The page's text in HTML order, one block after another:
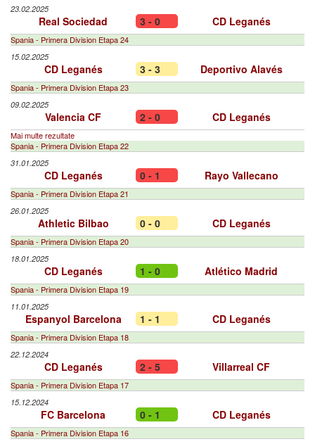
23.02.2025
Real Sociedad 3 - 0 CD Leganés
Spania - Primera Division Etapa 24
15.02.2025
CD Leganés 3 - 3 Deportivo Alavés
Spania - Primera Division Etapa 23
09.02.2025
Valencia CF 2 - 0 CD Leganés
Mai multe rezultate
Spania - Primera Division Etapa 22
31.01.2025
CD Leganés 0 - 1 Rayo Vallecano
Spania - Primera Division Etapa 21
26.01.2025
Athletic Bilbao 0 - 0 CD Leganés
Spania - Primera Division Etapa 20
18.01.2025
CD Leganés 1 - 0 Atlético Madrid
Spania - Primera Division Etapa 19
11.01.2025
Espanyol Barcelona 1 - 1 CD Leganés
Spania - Primera Division Etapa 18
22.12.2024
CD Leganés 2 - 5 Villarreal CF
Spania - Primera Division Etapa 17
15.12.2024
FC Barcelona 0 - 1 CD Leganés
Spania - Primera Division Etapa 16